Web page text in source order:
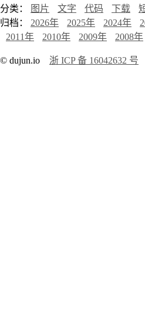
分类：
图片 文字 代码 下载
归档： 2026年 2025年 2024年
2011年
2010年 2009年 2008年
© dujun.io 浙 ICP 备 16042632 号